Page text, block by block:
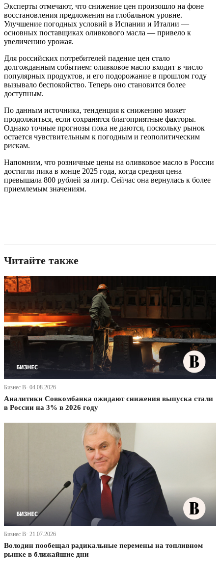
Эксперты отмечают, что снижение цен произошло на фоне
восстановления предложения на глобальном уровне.
Улучшение погодных условий в Испании и Италии —
основных поставщиках оливкового масла — привело к
увеличению урожая.
Для российских потребителей падение цен стало
долгожданным событием: оливковое масло входит в число
популярных продуктов, и его подорожание в прошлом году
вызывало беспокойство. Теперь оно становится более
доступным.
По данным источника, тенденция к снижению может
продолжиться, если сохранятся благоприятные факторы.
Однако точные прогнозы пока не даются, поскольку рынок
остается чувствительным к погодным и геополитическим
рискам.
Напомним, что розничные цены на оливковое масло в России
достигли пика в конце 2025 года, когда средняя цена
превышала 800 рублей за литр. Сейчас она вернулась к более
приемлемым значениям.
Читайте также
Бизнес В· 04.08.2026
Аналитики Совкомбанка ожидают снижения выпуска стали
в России на 3% в 2026 году
Бизнес В· 21.07.2026
Володин пообещал радикальные перемены на топливном
рынке в ближайшие дни